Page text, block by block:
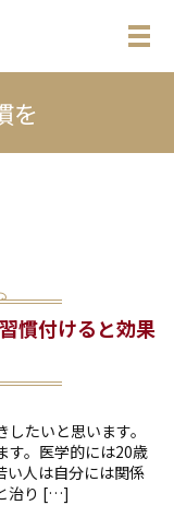
メ
を
慣付けると効果
たいと思います。
す。医学的には20歳
い人は自分には関係
治り […]